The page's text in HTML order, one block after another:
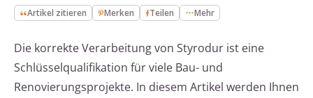
Artikel zitieren Merken Teilen Mehr
Die korrekte Verarbeitung von Styrodur ist eine
Schlüsselqualifikation für viele Bau- und
Renovierungsprojekte. In diesem Artikel werden Ihnen